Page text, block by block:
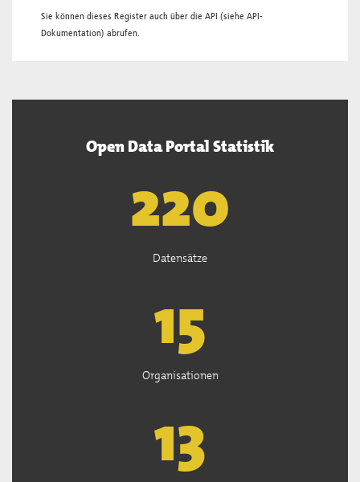
Sie können dieses Register auch über die API (siehe API-
Dokumentation) abrufen.
Open Data Portal Statistik
221
Datensätze
15
Organisationen
13